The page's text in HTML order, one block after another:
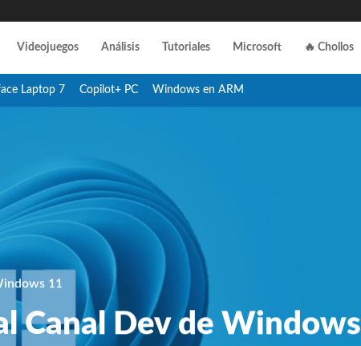
Videojuegos Análisis Tutoriales Microsoft 🔥 Chollos
Laptop 7 Copilot+ PC Windows en ARM
11
Canal Dev de Windows